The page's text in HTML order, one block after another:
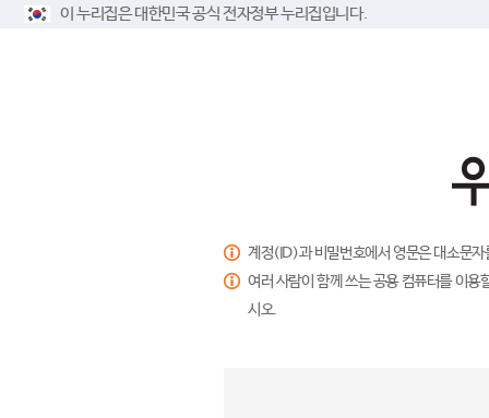
이 누리집은 대한민국 공식 전자정부 누리집입니다.
계정(ID)과 비밀번호에서 영문은 대소문
여러 사람이 함께 쓰는 공용 컴퓨터를 이
시오.